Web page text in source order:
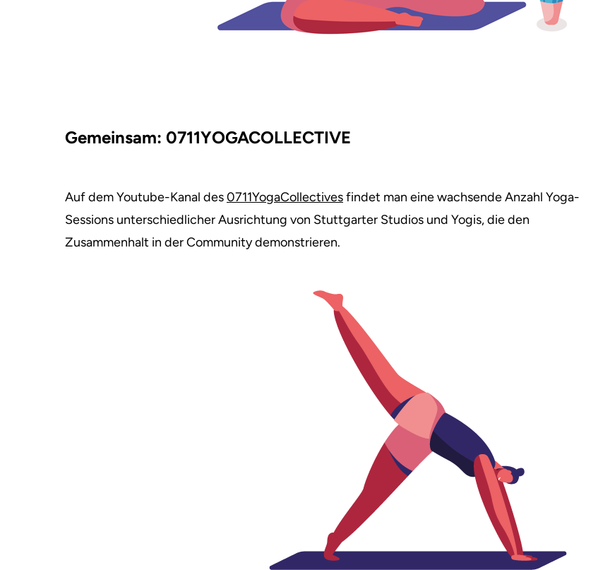
Gemeinsam: 0711YOGACOLLECTIVE
Auf dem Youtube-Kanal des0711YogaCollectivesfindet man eine wachsende Anzahl Yoga-
Sessions unterschiedlicher Ausrichtung von Stuttgarter Studios und Yogis, die den
Zusammenhalt in der Community demonstrieren.